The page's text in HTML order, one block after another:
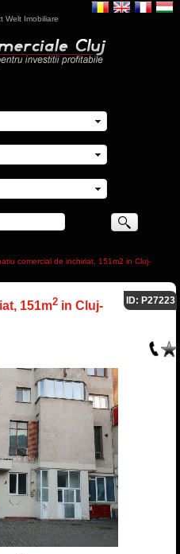
Welt Imobiliare
comercial de inchiriat, 151m2 in Cluj-
151m2in Cluj-
ID: P27223